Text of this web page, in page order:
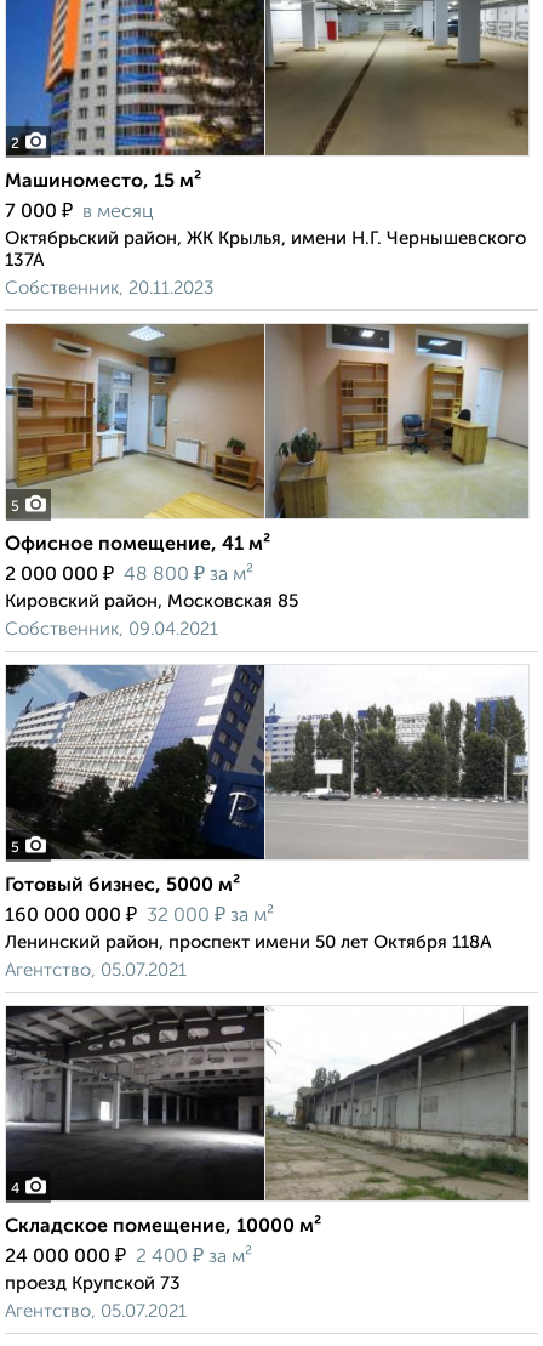
2
Машиноместо, 15 м²
7 000 ₽ в месяц
Октябрьский район, ЖК Крылья, имени Н.Г. Чернышевского
137А
Собственник, 20.11.2023
5
Офисное помещение, 41 м²
2 000 000 ₽ 48 800 ₽ за м²
Кировский район, Московская 85
Собственник, 09.04.2021
5
Готовый бизнес, 5000 м²
160 000 000 ₽ 32 000 ₽ за м²
Ленинский район, проспект имени 50 лет Октября 118А
Агентство, 05.07.2021
4
Складское помещение, 10000 м²
24 000 000 ₽ 2 400 ₽ за м²
проезд Крупской 73
Агентство, 05.07.2021